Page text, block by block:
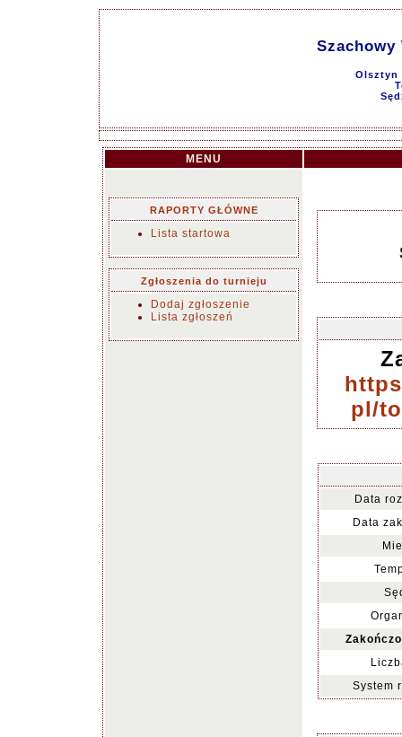
Olsztyn
MENU
RAPORTY GŁÓWNE
Lista startowa
Zgłoszenia do turnieju
Dodaj zgłoszenie
Lista zgłoszeń
pl/
Data
Data
System